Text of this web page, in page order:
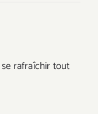
se rafraîchir tout